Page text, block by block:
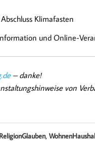
Klimafasten
und Online-
– danke!
von
ReligionGlauben,